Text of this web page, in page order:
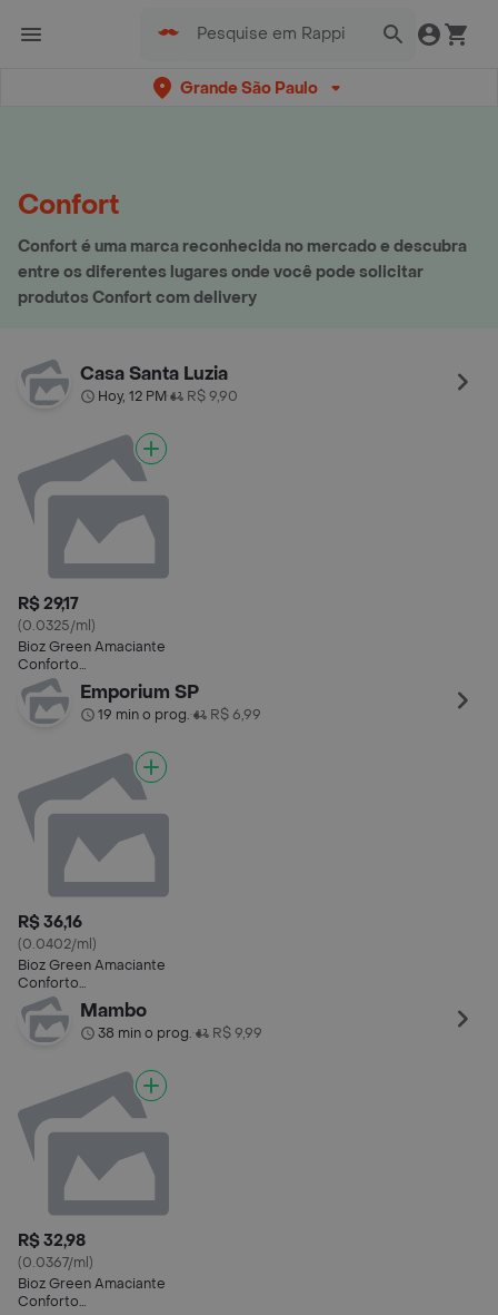
Grande São Paulo
Confort
Confort é uma marca reconhecida no mercado e descubra
entre os diferentes lugares onde você pode solicitar
produtos Confort com delivery
Casa Santa Luzia
Hoy, 12 PM• R$ 9,90
R$ 29,17
(0.0325/ml)
Bioz Green Amaciante
Conforto
BiodegradávelEmporium SP
19 min o prog.• R$ 6,99
R$ 36,16
(0.0402/ml)
Bioz Green Amaciante
Conforto
BiodegradávelMambo
38 min o prog.• R$ 9,99
R$ 32,98
(0.0367/ml)
Bioz Green Amaciante
Conforto